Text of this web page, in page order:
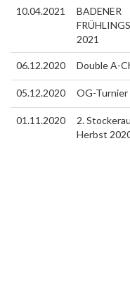
10.04.2021
BADENER
2021
06.12.2020 Double A-
05.12.2020 OG-Turnier
01.11.2020
2.
Herbst